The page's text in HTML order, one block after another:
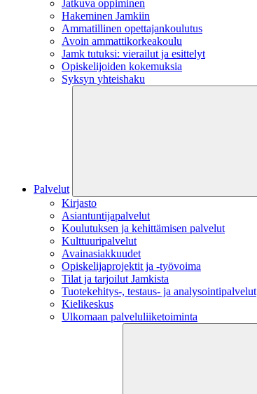
Jatkuva oppiminen
Hakeminen Jamkiin
Ammatillinen opettajankoulutus
Avoin ammattikorkeakoulu
Jamk tutuksi: vierailut ja esittelyt
Opiskelijoiden kokemuksia
Syksyn yhteishaku
Palvelut
Kirjasto
Asiantuntijapalvelut
Koulutuksen ja kehittämisen palvelut
Kulttuuripalvelut
Avainasiakkuudet
Opiskelijaprojektit​ ja -työvoima
Tilat ja tarjoilut Jamkista
Tuotekehitys-, testaus- ja analysointipalvelut
Kielikeskus
Ulkomaan palveluliiketoiminta